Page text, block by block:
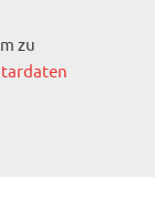
zu